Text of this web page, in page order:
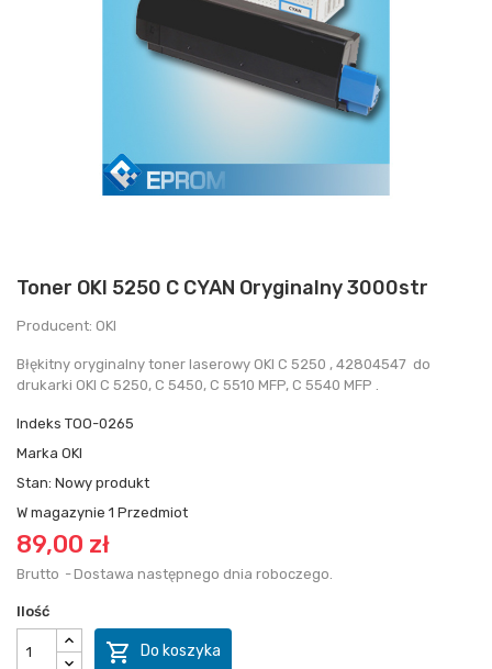
Toner OKI 5250 C CYAN Oryginalny 3000str
Producent: OKI
Błękitny oryginalny toner laserowy OKI C 5250 , 42804547 do
drukarki OKI C 5250, C 5450, C 5510 MFP, C 5540 MFP .
Indeks TOO-0265
Marka OKI
Stan: Nowy produkt
W magazynie 1 Przedmiot
89,00 zł
Brutto Dostawa następnego dnia roboczego.
Ilość
 Do koszyka